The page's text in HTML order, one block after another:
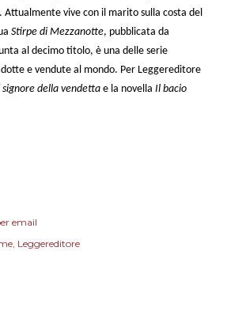
Attualmente vive con il marito sulla costa del
Stirpe di Mezzanotte, pubblicata da
al decimo titolo, è una delle serie
e vendute al mondo. Per Leggereditore
signore della vendetta e la novella Il bacio
email
Leggereditore